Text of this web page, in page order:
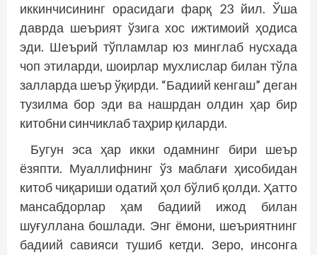
иккинчисининг орасидаги фарқ 23 йил. Ўша
даврда шеърият ўзига хос ижтимоий ҳодиса
эди. Шеърий тўпламлар юз минглаб нусхада
чоп этиларди, шоирлар мухлислар билан тўла
залларда шеър ўқирди. “Бадиий кенгаш” деган
тузилма бор эди ва нашрдан олдин ҳар бир
китобни синчиклаб таҳрир қиларди.
Бугун эса ҳар икки одамнинг бири шеър
ёзяпти. Муаллифнинг ўз маблағи ҳисобидан
китоб чиқариши одатий ҳол бўлиб қолди. Ҳатто
мансабдорлар ҳам бадиий ижод билан
шуғуллана бошлади. Энг ёмони, шеъриятнинг
бадиий савияси тушиб кетди. Зеро, инсонга